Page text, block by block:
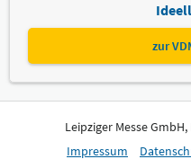
zur
Leipziger Messe
Impressum